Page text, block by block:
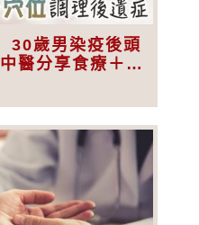
歲男染疫後頭
醫分享食療＋穴